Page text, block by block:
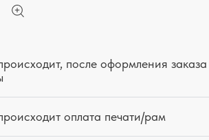
после оформления
оплата печати/рам